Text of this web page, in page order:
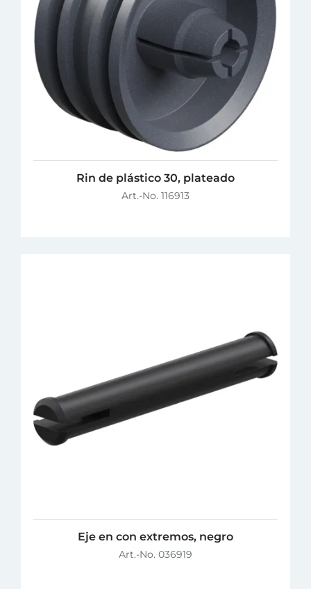
Rin de plástico 30, plateado
Art.-No. 116913
Eje en con extremos, negro
Art.-No. 036919